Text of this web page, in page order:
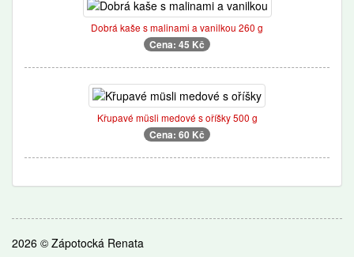
Dobrá kaše s malinami a vanilkou 260 g
Cena: 45 Kč
Křupavé müsli medové s oříšky 500 g
Cena: 60 Kč
2026 © Zápotocká Renata